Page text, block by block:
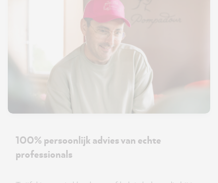
100% persoonlijk advies van echte
professionals